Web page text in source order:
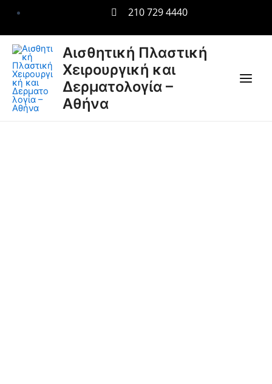
περιεχόμενο
210 729 4440
Αισθητική Πλαστική
Χειρουργική και
Δερματολογία –
Αθήνα